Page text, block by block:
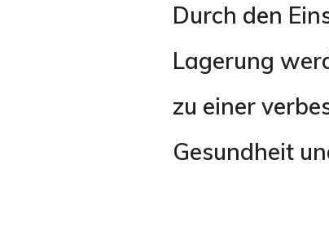
Durch den
Lagerung
zu einer
Gesundheit